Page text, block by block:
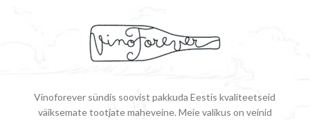
Vinoforever sündis soovist pakkuda Eestis kvaliteetseid
väiksemate tootjate maheveine. Meie valikus on veinid